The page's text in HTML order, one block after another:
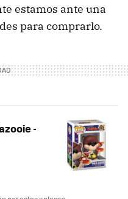
estamos ante una
para comprarlo.
-